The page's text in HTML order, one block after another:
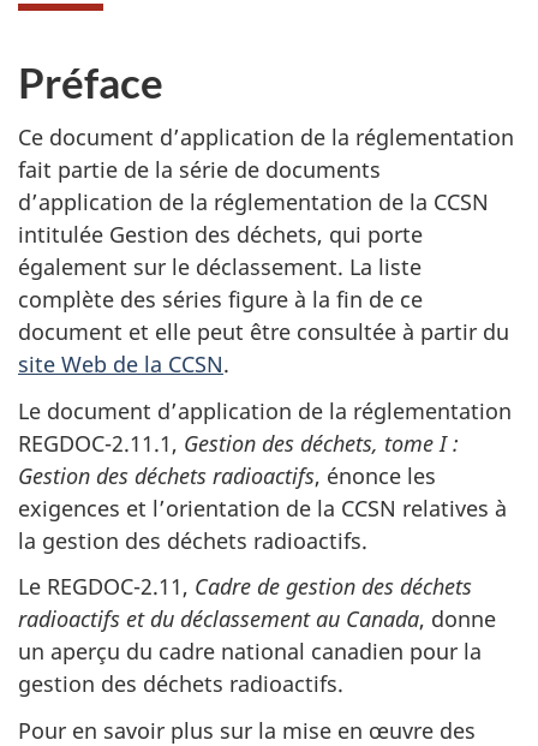
Préface
Ce document d’application de la réglementation
fait partie de la série de documents
d’application de la réglementation de la CCSN
intitulée Gestion des déchets, qui porte
également sur le déclassement. La liste
complète des séries figure à la fin de ce
document et elle peut être consultée à partir du
site Web de la CCSN.
Le document d’application de la réglementation
REGDOC-2.11.1, Gestion des déchets, tome I :
Gestion des déchets radioactifs, énonce les
exigences et l’orientation de la CCSN relatives à
la gestion des déchets radioactifs.
Le REGDOC-2.11, Cadre de gestion des déchets
radioactifs et du déclassement au Canada, donne
un aperçu du cadre national canadien pour la
gestion des déchets radioactifs.
Pour en savoir plus sur la mise en œuvre des